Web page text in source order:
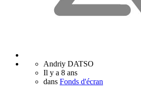
Andriy DATSO
Il y a 8 ans
dans Fonds d'écran